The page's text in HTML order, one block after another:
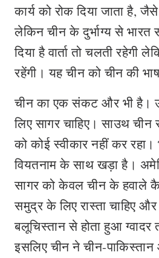
कार्य को रोक दिया जाता है, जैसे
लेकिन चीन के दुर्भाग्य से भारत
दिया है वार्ता तो चलती रहेगी
रहेंगी। यह चीन को चीन की
चीन का एक संकट और भी है।
लिए सागर चाहिए। साउथ
को कोई स्वीकार नहीं कर
वियतनाम के साथ खड़ा है।
सागर को केवल चीन के हवाले
समुद्र के लिए रास्ता चाहिए
बलूचिस्तान से होता हुआ
इसलिए चीन ने चीन-पाकिस्तान